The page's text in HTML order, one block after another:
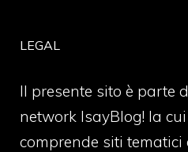
LEGAL
Il presente sito è parte
network IsayBlog! la
comprende siti